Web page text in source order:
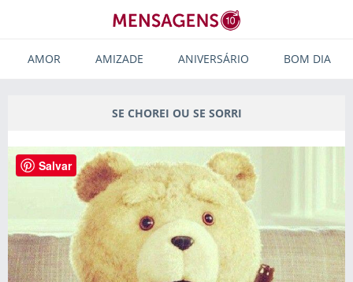
AMOR AMIZADE ANIVERSÁRIO BOM DIA
SE CHOREI OU SE SORRI
Salvar